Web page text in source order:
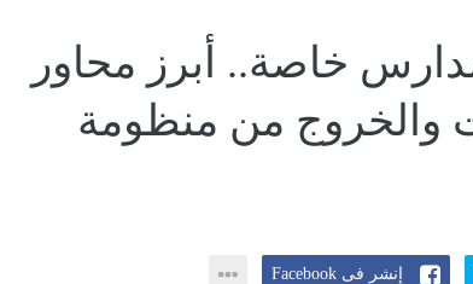
خاصة.. أبرز محاور
والخروج من منظومة
إنشر فى Facebook